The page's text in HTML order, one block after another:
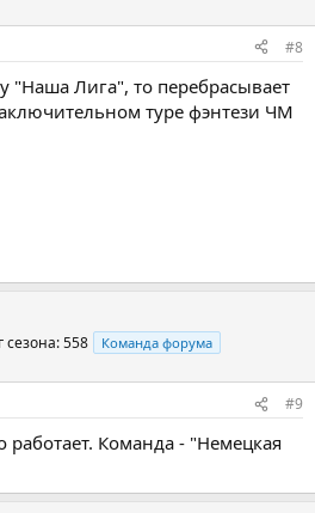
#8
"Наша Лига", то перебрасывает
туре фэнтези ЧМ
сезона: 558 Команда форума
#9
работает. Команда - "Немецкая